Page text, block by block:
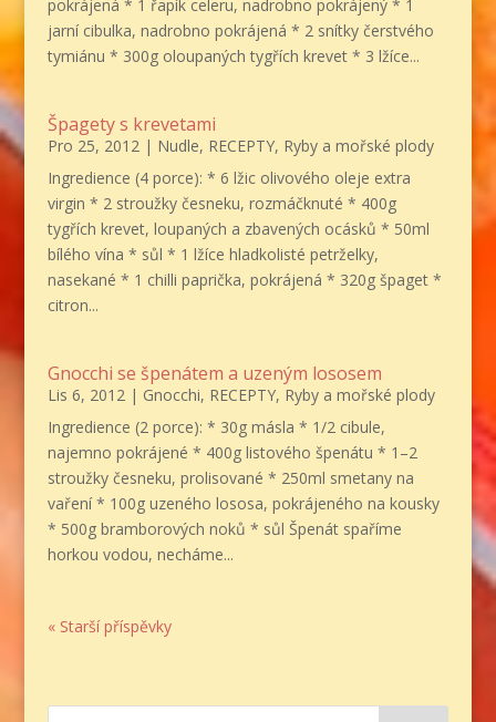
pokrájená * 1 řapík celeru, nadrobno pokrájený * 1
jarní cibulka, nadrobno pokrájená * 2 snítky čerstvého
tymiánu * 300g oloupaných tygřích krevet * 3 lžíce...
Špagety s krevetami
Pro 25, 2012| Nudle, RECEPTY, Ryby a mořské plody
Ingredience (4 porce): * 6 lžic olivového oleje extra
virgin * 2 stroužky česneku, rozmáčknuté * 400g
tygřích krevet, loupaných a zbavených ocásků * 50ml
bílého vína * sůl * 1 lžíce hladkolisté petrželky,
nasekané * 1 chilli paprička, pokrájená * 320g špaget *
citron...
Gnocchi se špenátem a uzeným lososem
Lis 6, 2012| Gnocchi, RECEPTY, Ryby a mořské plody
Ingredience (2 porce): * 30g másla * 1/2 cibule,
najemno pokrájené * 400g listového špenátu * 1–2
stroužky česneku, prolisované * 250ml smetany na
vaření * 100g uzeného lososa, pokrájeného na kousky
* 500g bramborových noků * sůl Špenát spaříme
horkou vodou, necháme...
« Starší příspěvky